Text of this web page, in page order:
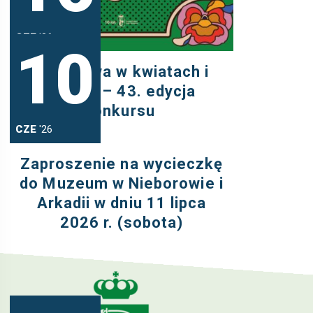
CZE '26
Warszawa w kwiatach i
zieleni – 43. edycja
konkursu
10
CZE '26
Zaproszenie na wycieczkę
do Muzeum w Nieborowie i
Arkadii w dniu 11 lipca
2026 r. (sobota)